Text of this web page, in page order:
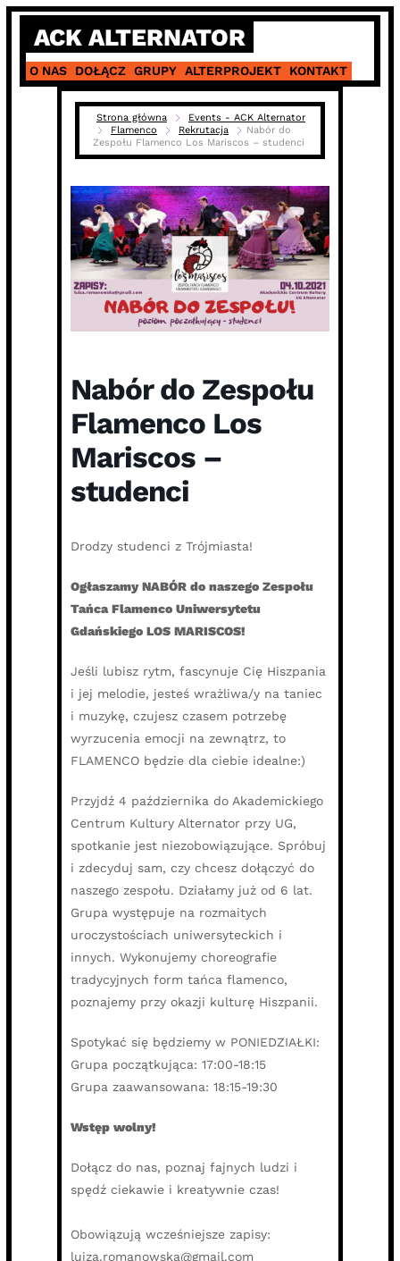
Skip
content
ACK ALTERNATOR
O NAS DOŁĄCZ GRUPY ALTERPROJEKT KONTAKT
Strona główna
Events - ACK Alternator
Flamenco
Rekrutacja
Nabór do
Zespołu Flamenco Los Mariscos – studenci
Nabór do Zespołu
Flamenco Los
Mariscos –
studenci
Drodzy studenci z Trójmiasta!
Ogłaszamy NABÓR do naszego Zespołu
Tańca Flamenco Uniwersytetu
Gdańskiego LOS MARISCOS!
Jeśli lubisz rytm, fascynuje Cię Hiszpania
i jej melodie, jesteś wrażliwa/y na taniec
i muzykę, czujesz czasem potrzebę
wyrzucenia emocji na zewnątrz, to
FLAMENCO będzie dla ciebie idealne:)
Przyjdź 4 października do Akademickiego
Centrum Kultury Alternator przy UG,
spotkanie jest niezobowiązujące. Spróbuj
i zdecyduj sam, czy chcesz dołączyć do
naszego zespołu. Działamy już od 6 lat.
Grupa występuje na rozmaitych
uroczystościach uniwersyteckich i
innych. Wykonujemy choreografie
tradycyjnych form tańca flamenco,
poznajemy przy okazji kulturę Hiszpanii.
Spotykać się będziemy w PONIEDZIAŁKI:
Grupa początkująca: 17:00-18:15
Grupa zaawansowana: 18:15-19:30
Wstęp wolny!
Dołącz do nas, poznaj fajnych ludzi i
spędź ciekawie i kreatywnie czas!
Obowiązują wcześniejsze zapisy:
luiza.romanowska@gmail.com